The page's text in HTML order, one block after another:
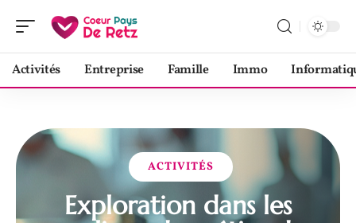
Activités Entreprise Famille Immo
ACTIVITÉS
Exploration dans les